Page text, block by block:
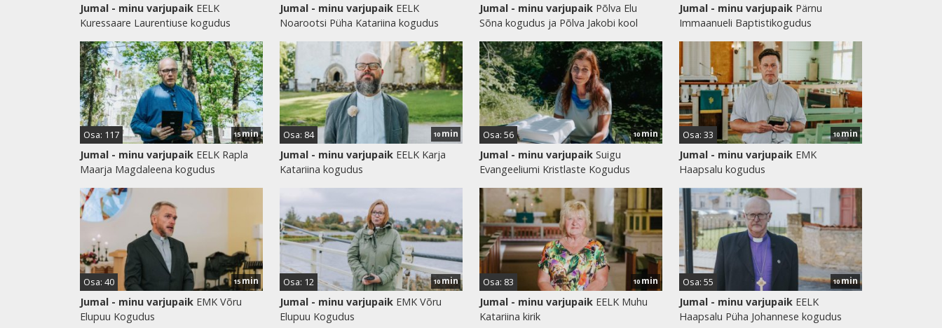
Jumal - minu varjupaik EELK
Kuressaare Laurentiuse kogudus
Jumal - minu varjupaik EELK
Noarootsi Püha Katariina kogudus
Jumal - minu varjupaik Põlva Elu
Sõna kogudus ja Põlva Jakobi kool
Jumal - minu varjupaik Pärnu
Immaanueli Baptistikogudus
15min
Osa: 117
Jumal - minu varjupaik EELK Rapla
Maarja Magdaleena kogudus
10 min
Osa: 84
Jumal - minu varjupaik EELK Karja
Katariina kogudus
10min
Osa: 56
Jumal - minu varjupaik Suigu
Evangeeliumi Kristlaste Kogudus
10min
Osa: 33
Jumal - minu varjupaik EMK
Haapsalu kogudus
15 min
Osa: 40
Jumal - minu varjupaik EMK Võru
Elupuu Kogudus
10min
Osa: 12
Jumal - minu varjupaik EMK Võru
Elupuu Kogudus
10 min
Osa: 83
Jumal - minu varjupaik EELK Muhu
Katariina kirik
10min
Osa: 55
Jumal - minu varjupaik EELK
Haapsalu Püha Johannese kogudus